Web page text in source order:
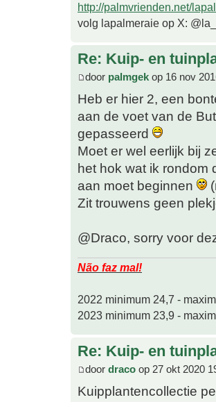
http://palmvrienden.net/
volg lapalmeraie op X:
Re: Kuip- en
door palmgek op 16 nov
Heb er hier 2, een
aan de voet van de
gepasseerd
Moet er wel eerlijk bij
het hok wat ik rondom
aan moet beginnen
Zit trouwens geen
@Draco, sorry voor
Não faz mal!
2022 minimum 24,7 -
2023 minimum 23,9 -
Re: Kuip- en
door draco op 27 okt 2020
Kuipplantencollectie